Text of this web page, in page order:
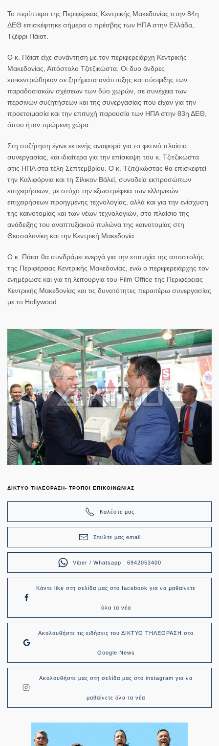
Το περίπτερο της Περιφέρειας Κεντρικής Μακεδονίας στην 84η
ΔΕΘ επισκέφτηκε σήμερα ο πρέσβης των ΗΠΑ στην Ελλάδα,
Τζέφρι Πάιατ.
Ο κ. Πάιατ είχε συνάντηση με τον περιφερειάρχη Κεντρικής
Μακεδονίας, Απόστολο Τζιτζικώστα. Οι δυο άνδρες
επικεντρώθηκαν σε ζητήματα ανάπτυξης και σύσφιξης των
παραδοσιακών σχέσεων των δύο χωρών, σε συνέχεια των
περσινών συζητήσεων και της συνεργασίας που είχαν για την
προετοιμασία και την επιτυχή παρουσία των ΗΠΑ στην 83η ΔΕΘ,
όπου ήταν τιμώμενη χώρα.
Στη συζήτηση έγινε εκτενής αναφορά για το φετινό πλαίσιο
συνεργασίας, και ιδιαίτερα για την επίσκεψη του κ. Τζιτζικώστα
στις ΗΠΑ στα τέλη Σεπτεμβρίου. Ο κ. Τζιτζικώστας θα επισκεφτεί
την Καλιφόρνια και τη Σίλικον Βάλεϊ, συνοδεία εκπροσώπων
επιχειρήσεων, με στόχο την εξωστρέφεια των ελληνικών
επιχειρήσεων προηγμένης τεχνολογίας, αλλά και για την ενίσχυση
της καινοτομίας και των νέων τεχνολογιών, στο πλαίσιο της
ανάδειξης του αναπτυξιακού πυλώνα της καινοτομίας στη
Θεσσαλονίκη και την Κεντρική Μακεδονία.
Ο κ. Πάιατ θα συνδράμει ενεργά για την επιτυχία της αποστολής
της Περιφέρειας Κεντρικής Μακεδονίας, ενώ ο περιφερειάρχης τον
ενημέρωσε και για τη λειτουργία του Film Office της Περιφέρειας
Κεντρικής Μακεδονίας και τις δυνατότητες περαιτέρω συνεργασίας
με το Hollywood.
ΔΙΚΤΥΟ ΤΗΛΕΟΡΑΣΗ- ΤΡΟΠΟΙ ΕΠΙΚΟΙΝΩΝΙΑΣ
Καλέστε μας
Στείλτε μας email
Viber / Whatsapp : 6942053400
Κάντε like στη σελίδα μας στο facebook για να μαθαίνετε
όλα τα νέα
Ακολουθήστε τις ειδήσεις του ΔΙΚΤΥΟ ΤΗΛΕΟΡΑΣΗ στο
Google News
Ακολουθήστε μας στη σελίδα μας στο instagram για να
μαθαίνετε όλα τα νέα